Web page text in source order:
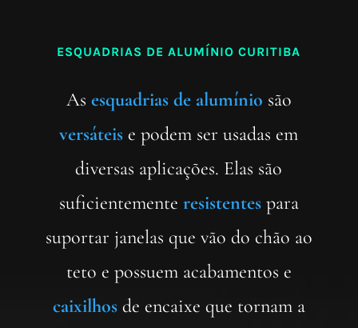
ESQUADRIAS DE ALUMÍNIO CURITIBA
As esquadrias de alumínio são
versáteis e podem ser usadas em
diversas aplicações. Elas são
suficientemente resistentes para
suportar janelas que vão do chão ao
teto e possuem acabamentos e
caixilhos de encaixe que tornam a